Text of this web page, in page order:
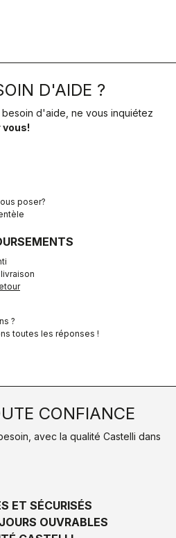
D'AIDE ?
d'aide, ne vous inquiétez
vous!
poser?
?
toutes les réponses !
CONFIANCE
avec la qualité Castelli dans
ET SÉCURISÉS
OUVRABLES